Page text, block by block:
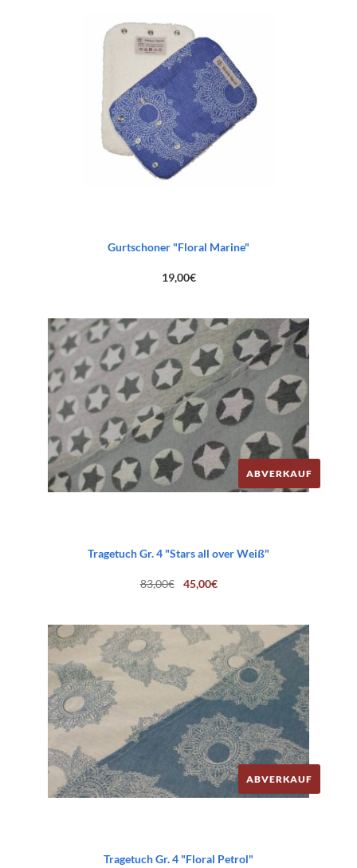
Gurtschoner "Floral Marine"
19,00€
ABVERKAUF
Tragetuch Gr. 4 "Stars all over Weiß"
83,00€
Ursprünglicher
Preis
45,00€Aktueller
ABVERKAUF
Tragetuch Gr. 4 "Floral Petrol"